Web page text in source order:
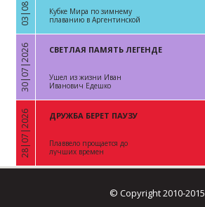
Кубке Мира по зимнему
плаванию в Аргентинской
«
30|07|2026 СВЕТЛАЯ ПАМЯТЬ ЛЕГЕНДЕ
Ушел из жизни Иван
Иванович Едешко
«
28|07|2026 ДРУЖБА БЕРЕТ ПАУЗУ
Плаввело прощается до
лучших времен
© Copyright 2010-2015